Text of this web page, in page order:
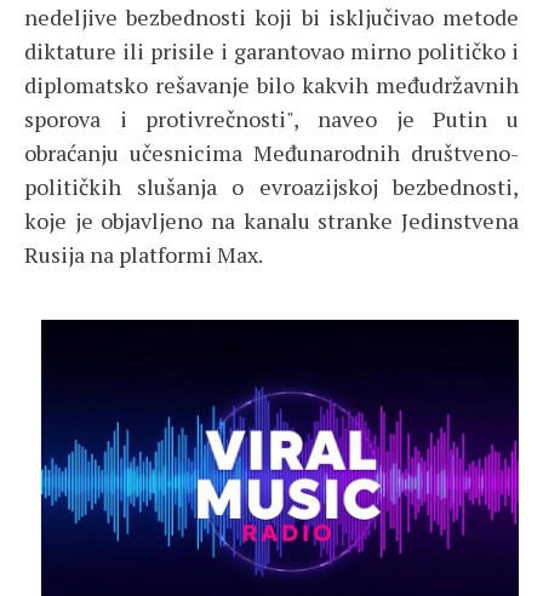
nedeljive bezbednosti koji bi isključivao metode
diktature ili prisile i garantovao mirno političko i
diplomatsko rešavanje bilo kakvih međudržavnih
sporova i protivrečnosti", naveo je Putin u
obraćanju učesnicima Međunarodnih društveno-
političkih slušanja o evroazijskoj bezbednosti,
koje je objavljeno na kanalu stranke Jedinstvena
Rusija na platformi Max.